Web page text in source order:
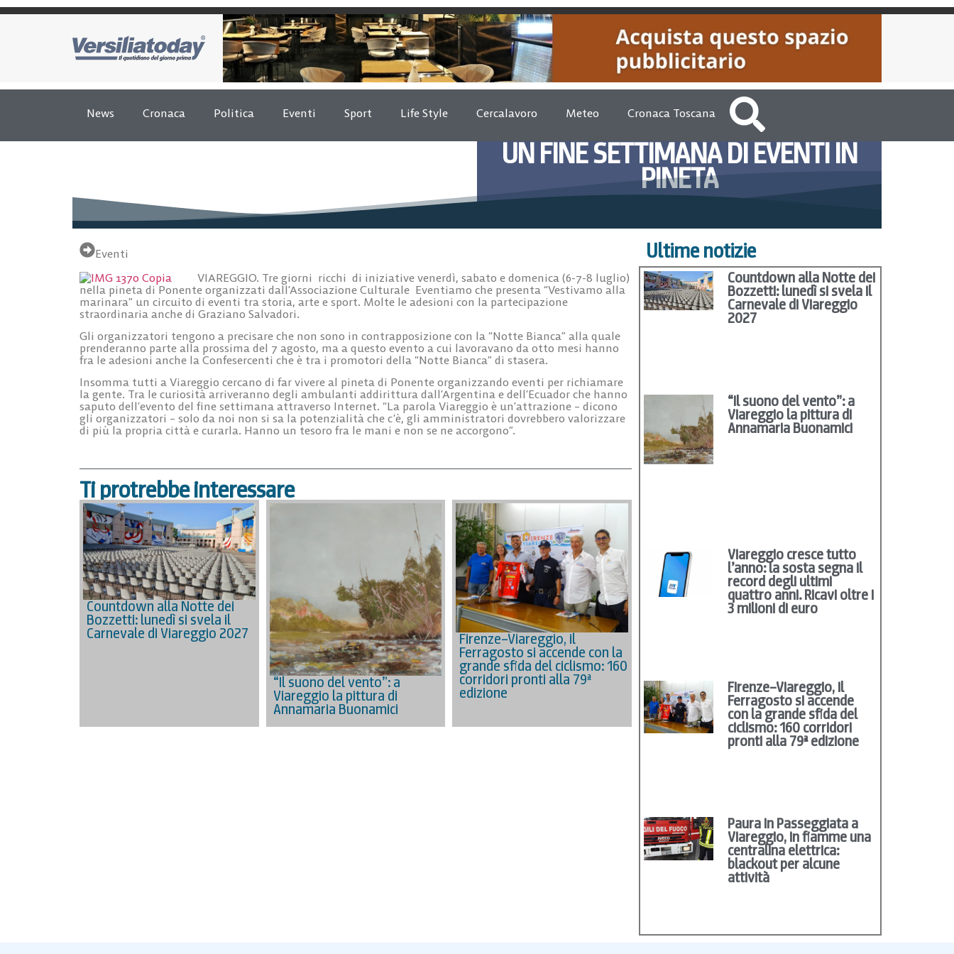
News Cronaca Politica Eventi Sport Life Style Cercalavoro Meteo Cronaca Toscana
UN FINE SETTIMANA DI EVENTI IN
PINETA
Eventi
VIAREGGIO. Tre giorni ricchi di iniziative venerdì, sabato e domenica (6-7-8 luglio)
nella pineta di Ponente organizzati dall’Associazione Culturale Eventiamo che presenta “Vestivamo alla
marinara” un circuito di eventi tra storia, arte e sport. Molte le adesioni con la partecipazione
straordinaria anche di Graziano Salvadori.
Gli organizzatori tengono a precisare che non sono in contrapposizione con la “Notte Bianca” alla quale
prenderanno parte alla prossima del 7 agosto, ma a questo evento a cui lavoravano da otto mesi hanno
fra le adesioni anche la Confesercenti che è tra i promotori della “Notte Bianca” di stasera.
Insomma tutti a Viareggio cercano di far vivere al pineta di Ponente organizzando eventi per richiamare
la gente. Tra le curiosità arriveranno degli ambulanti addirittura dall’Argentina e dell’Ecuador che hanno
saputo dell’evento del fine settimana attraverso Internet. “La parola Viareggio è un’attrazione – dicono
gli organizzatori – solo da noi non si sa la potenzialità che c’è, gli amministratori dovrebbero valorizzare
di più la propria città e curarla. Hanno un tesoro fra le mani e non se ne accorgono”.
Ti protrebbe interessare
Countdown alla Notte dei
Bozzetti: lunedì si svela il
Carnevale di Viareggio 2027
“Il suono del vento”: a
Viareggio la pittura di
Annamaria Buonamici
Firenze–Viareggio, il
Ferragosto si accende con la
grande sfida del ciclismo: 160
corridori pronti alla 79ª
edizione
Ultime notizie
Countdown alla Notte dei
Bozzetti: lunedì si svela il
Carnevale di Viareggio
2027
“Il suono del vento”: a
Viareggio la pittura di
Annamaria Buonamici
Viareggio cresce tutto
l’anno: la sosta segna il
record degli ultimi
quattro anni. Ricavi oltre i
3 milioni di euro
Firenze–Viareggio, il
Ferragosto si accende
con la grande sfida del
ciclismo: 160 corridori
pronti alla 79ª edizione
Paura in Passeggiata a
Viareggio, in fiamme una
centralina elettrica:
blackout per alcune
attività